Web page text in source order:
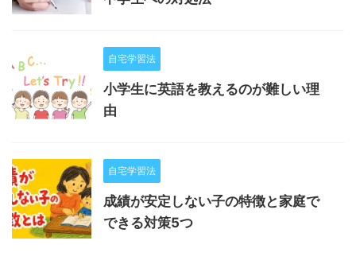
自宅学習法
小学生に英語を教えるのが難しい理
由
自宅学習法
成績が安定しない子の特徴と家庭で
できる対策5つ